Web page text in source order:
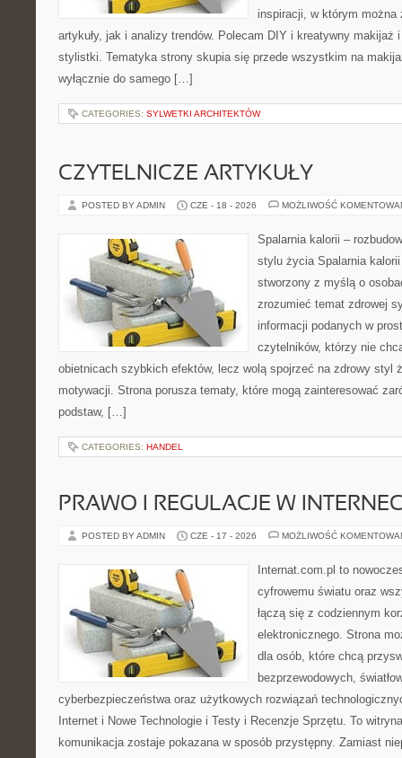
inspiracji, w którym
artykuły, jak i analizy trendów. Polecam DIY i kreatywny makijaż
stylistki. Tematyka strony skupia się przede wszystkim na
wyłącznie do samego […]
CATEGORIES: SYLWETKI ARCHITEKTÓW
CZYTELNICZE ARTYKUŁY
POSTED BY ADMIN CZE - 18 - 2026 MOŻLIWOŚĆ
Spalarnia kalorii –
stylu życia Spalarnia
stworzony z myślą o
zrozumieć temat zdrowej
informacji podanych w
czytelników, którzy nie
obietnicach szybkich efektów, lecz wolą spojrzeć na zdrowy styl
motywacji. Strona porusza tematy, które mogą zainteresować
podstaw, […]
CATEGORIES: HANDEL
PRAWO I REGULACJE W
POSTED BY ADMIN CZE - 17 - 2026 MOŻLIWOŚĆ
Internat.com.pl to
cyfrowemu światu oraz
łączą się z codziennym
elektronicznego. Strona
dla osób, które chcą
bezprzewodowych,
cyberbezpieczeństwa oraz użytkowych rozwiązań
Internet i Nowe Technologie i Testy i Recenzje Sprzętu. To
komunikacja zostaje pokazana w sposób przystępny. Zamiast